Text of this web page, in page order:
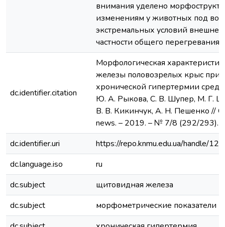
внимания уделено
изменениям у животных под
экстремальных условий
частности общего перегревания.
dc.identifier.citation
Морфологическая
железы половозрелых крыс при
хронической гипертермии
Ю. А. Рыкова, С. В. Шупер, М. Г.
В. В. Кикинчук, А. Н. Пешенко //
news. – 2019. – № 7/8 (292/293).
dc.identifier.uri
https://repo.knmu.edu.ua/handle/
dc.language.iso
ru
dc.subject
щитовидная железа
dc.subject
морфометрические показатели